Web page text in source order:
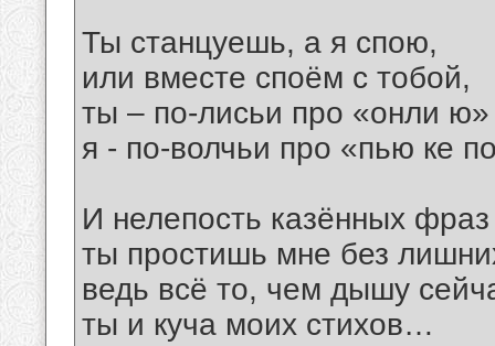
Ты станцуешь, а я спою,
или вместе споём с тобой,
ты – по-лисьи про «онли ю»
я - по-волчьи про «пью ке
И нелепость казённых фраз
ты простишь мне без
ведь всё то, чем дышу
ты и куча моих стихов…